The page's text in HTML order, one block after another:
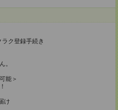
ラク登録手続き
。
能＞
け